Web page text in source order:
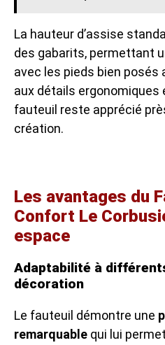
La hauteur d’assise
des gabarits, permettant
avec les pieds bien
aux détails ergonomiques
fauteuil reste apprécié
création.
Les avantages du
Confort Le
espace
Adaptabilité à
décoration
Le fauteuil démontre une
remarquable qui lui